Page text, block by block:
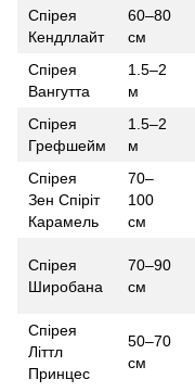
Спірея
Кендллайт
60–80
см
Спірея
Вангутта
1.5–2
м
Спірея
Грефшейм
1.5–2
м
Спірея
Зен Спіріт
Карамель
70–
100
см
Спірея
Широбана
70–90
см
Спірея
Літтл
Принцес
50–70
см